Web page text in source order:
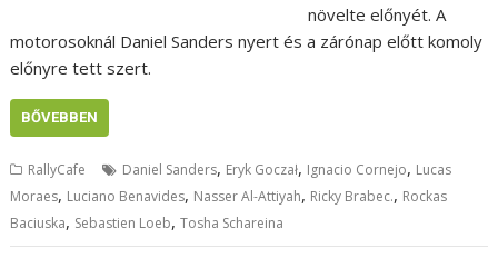
növelte előnyét. A
motorosoknál Daniel Sanders nyert és a zárónap előtt komoly
előnyre tett szert.
BŐVEBBEN
RallyCafe Daniel Sanders, Eryk Goczał, Ignacio Cornejo, Lucas
Moraes, Luciano Benavides, Nasser Al-Attiyah, Ricky Brabec., Rockas
Baciuska, Sebastien Loeb,Tosha Schareina